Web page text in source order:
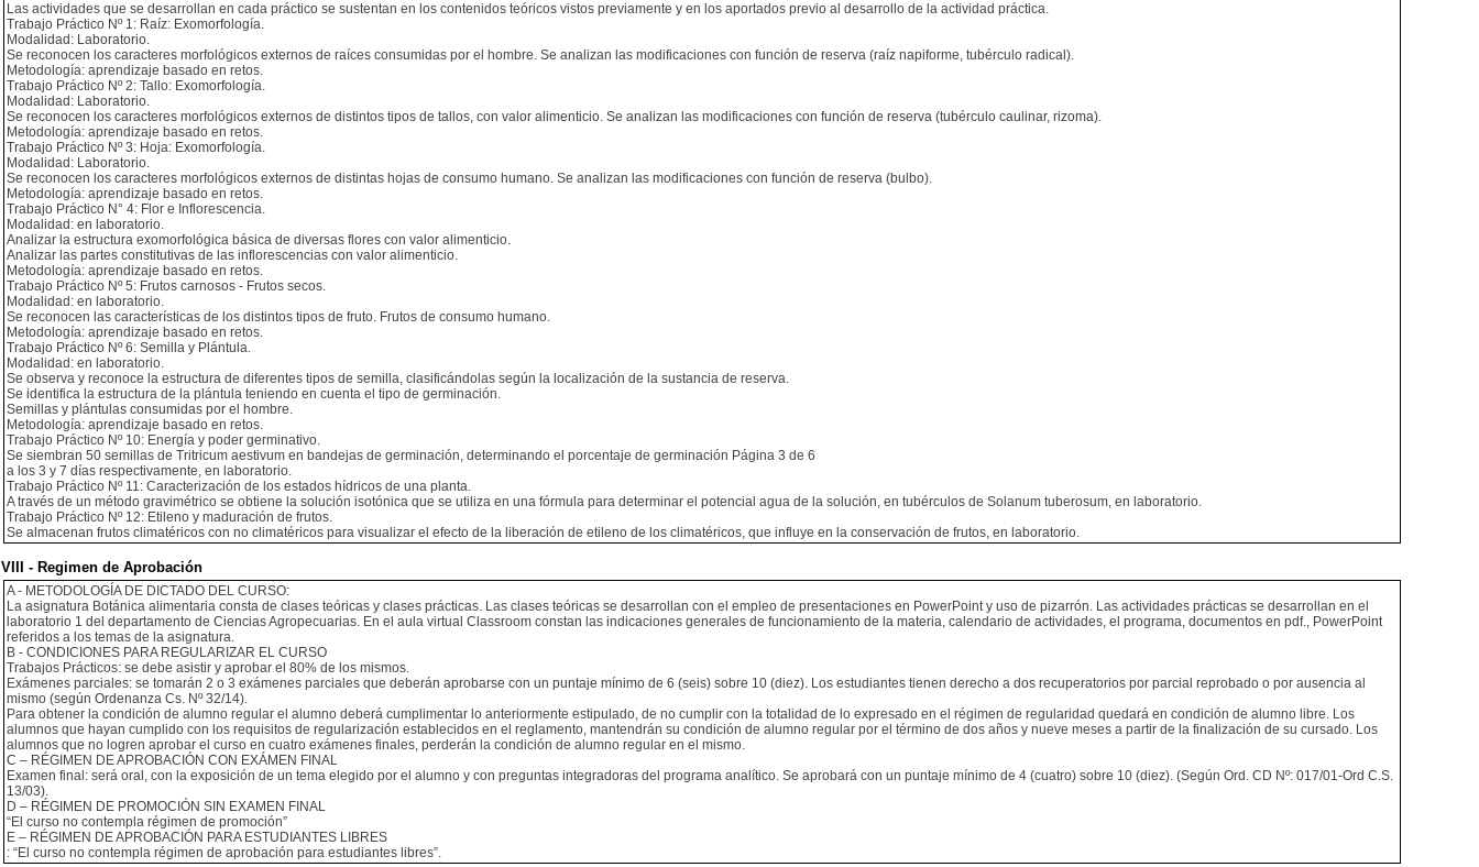
Las actividades que se desarrollan en cada práctico se sustentan en los contenidos teóricos vistos previamente y en los aportados previo al desarrollo de la actividad práctica.
Trabajo Práctico Nº 1: Raíz: Exomorfología.
Modalidad: Laboratorio.
Se reconocen los caracteres morfológicos externos de raíces consumidas por el hombre. Se analizan las modificaciones con función de reserva (raíz napiforme, tubérculo radical).
Metodología: aprendizaje basado en retos.
Trabajo Práctico Nº 2: Tallo: Exomorfología.
Modalidad: Laboratorio.
Se reconocen los caracteres morfológicos externos de distintos tipos de tallos, con valor alimenticio. Se analizan las modificaciones con función de reserva (tubérculo caulinar, rizoma).
Metodología: aprendizaje basado en retos.
Trabajo Práctico Nº 3: Hoja: Exomorfología.
Modalidad: Laboratorio.
Se reconocen los caracteres morfológicos externos de distintas hojas de consumo humano. Se analizan las modificaciones con función de reserva (bulbo).
Metodología: aprendizaje basado en retos.
Trabajo Práctico N° 4: Flor e Inflorescencia.
Modalidad: en laboratorio.
Analizar la estructura exomorfológica básica de diversas flores con valor alimenticio.
Analizar las partes constitutivas de las inflorescencias con valor alimenticio.
Metodología: aprendizaje basado en retos.
Trabajo Práctico Nº 5: Frutos carnosos - Frutos secos.
Modalidad: en laboratorio.
Se reconocen las características de los distintos tipos de fruto. Frutos de consumo humano.
Metodología: aprendizaje basado en retos.
Trabajo Práctico Nº 6: Semilla y Plántula.
Modalidad: en laboratorio.
Se observa y reconoce la estructura de diferentes tipos de semilla, clasificándolas según la localización de la sustancia de reserva.
Se identifica la estructura de la plántula teniendo en cuenta el tipo de germinación.
Semillas y plántulas consumidas por el hombre.
Metodología: aprendizaje basado en retos.
Trabajo Práctico Nº 10: Energía y poder germinativo.
Se siembran 50 semillas de Tritricum aestivum en bandejas de germinación, determinando el porcentaje de germinación Página 3 de 6
a los 3 y 7 días respectivamente, en laboratorio.
Trabajo Práctico Nº 11: Caracterización de los estados hídricos de una planta.
A través de un método gravimétrico se obtiene la solución isotónica que se utiliza en una fórmula para determinar el potencial agua de la solución, en tubérculos de Solanum tuberosum, en laboratorio.
Trabajo Práctico Nº 12: Etileno y maduración de frutos.
Se almacenan frutos climatéricos con no climatéricos para visualizar el efecto de la liberación de etileno de los climatéricos, que influye en la conservación de frutos, en laboratorio.
VIII - Regimen de Aprobación
A - METODOLOGÍA DE DICTADO DEL CURSO:
La asignatura Botánica alimentaria consta de clases teóricas y clases prácticas. Las clases teóricas se desarrollan con el empleo de presentaciones en PowerPoint y uso de pizarrón. Las actividades prácticas se desarrollan en el
laboratorio 1 del departamento de Ciencias Agropecuarias. En el aula virtual Classroom constan las indicaciones generales de funcionamiento de la materia, calendario de actividades, el programa, documentos en pdf., PowerPoint
referidos a los temas de la asignatura.
B - CONDICIONES PARA REGULARIZAR EL CURSO
Trabajos Prácticos: se debe asistir y aprobar el 80% de los mismos.
Exámenes parciales: se tomarán 2 o 3 exámenes parciales que deberán aprobarse con un puntaje mínimo de 6 (seis) sobre 10 (diez). Los estudiantes tienen derecho a dos recuperatorios por parcial reprobado o por ausencia al
mismo (según Ordenanza Cs. Nº 32/14).
Para obtener la condición de alumno regular el alumno deberá cumplimentar lo anteriormente estipulado, de no cumplir con la totalidad de lo expresado en el régimen de regularidad quedará en condición de alumno libre. Los
alumnos que hayan cumplido con los requisitos de regularización establecidos en el reglamento, mantendrán su condición de alumno regular por el término de dos años y nueve meses a partir de la finalización de su cursado. Los
alumnos que no logren aprobar el curso en cuatro exámenes finales, perderán la condición de alumno regular en el mismo.
C – RÉGIMEN DE APROBACIÓN CON EXÁMEN FINAL
Examen final: será oral, con la exposición de un tema elegido por el alumno y con preguntas integradoras del programa analítico. Se aprobará con un puntaje mínimo de 4 (cuatro) sobre 10 (diez). (Según Ord. CD Nº: 017/01-Ord C.S.
13/03).
D – RÉGIMEN DE PROMOCIÓN SIN EXAMEN FINAL
“El curso no contempla régimen de promoción”
E – RÉGIMEN DE APROBACIÓN PARA ESTUDIANTES LIBRES
: “El curso no contempla régimen de aprobación para estudiantes libres”.